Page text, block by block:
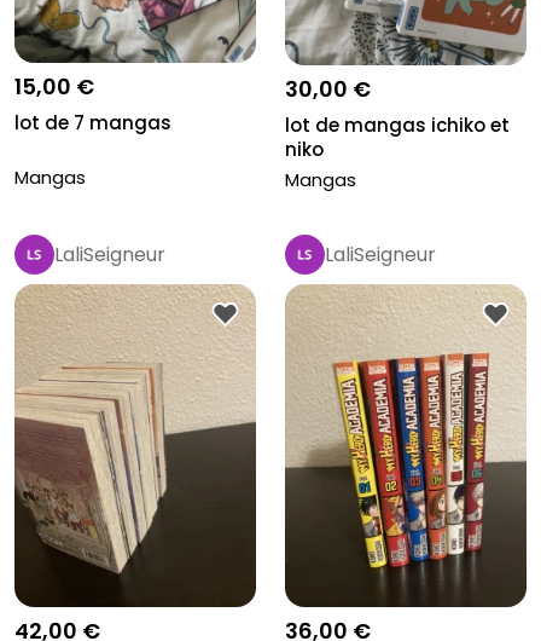
15,00 €
lot de 7 mangas
Mangas
30,00 €
lot de mangas ichiko et
niko
Mangas
LaliSeigneur
42,00 €
LaliSeigneur
36,00 €